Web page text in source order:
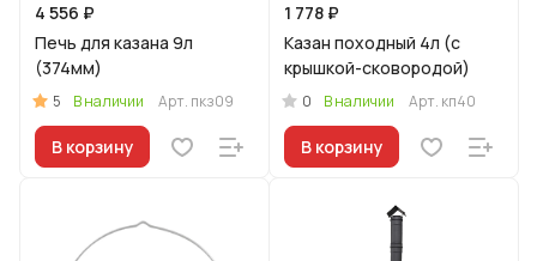
4 556 ₽
Печь для казана 9л
(374мм)
5 В наличии Арт. пкз09
В корзину
1 778 ₽
Казан походный 4л (с
крышкой-сковородой)
0 В наличии Арт. кп40
В корзину